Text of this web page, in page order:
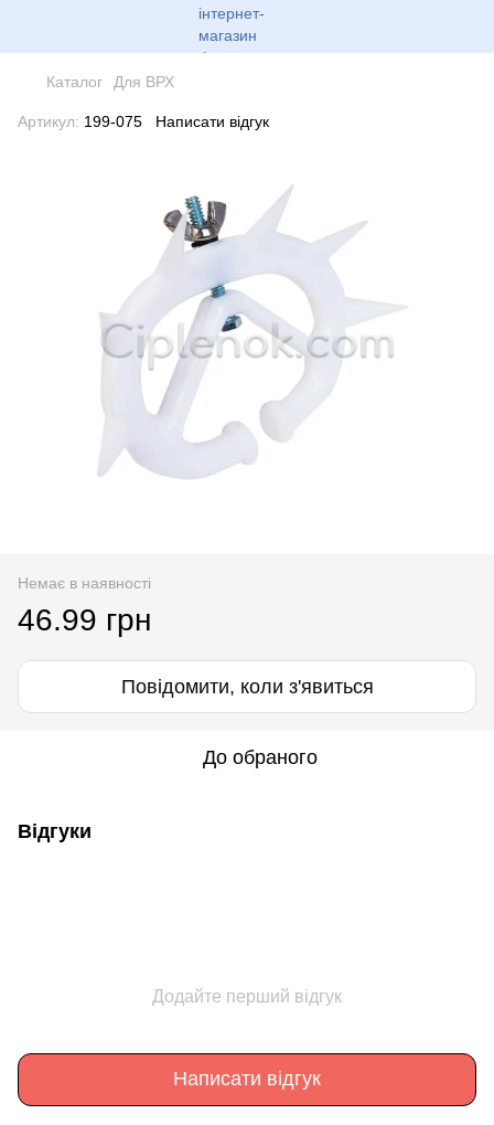
Каталог Для ВРХ
Артикул: 199-075 Написати відгук
Немає в наявності
46.99 грн
Повідомити, коли з'явиться
До обраного
Відгуки
Додайте перший відгук
Написати відгук